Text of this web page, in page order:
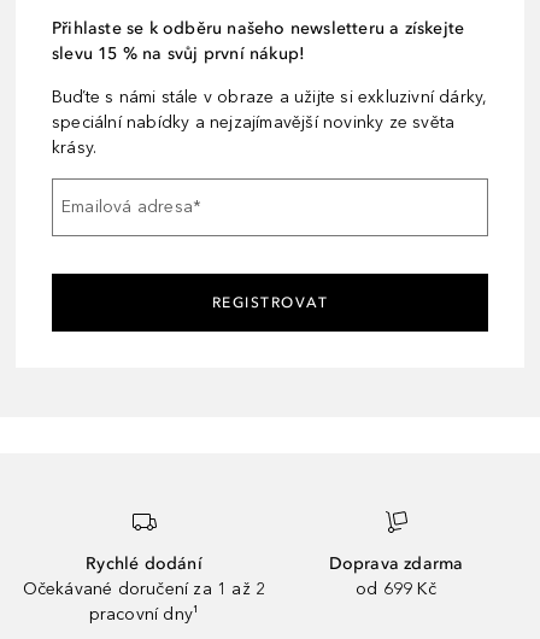
Přihlaste se k odběru našeho newsletteru a získejte
slevu 15 % na svůj první nákup!
Buďte s námi stále v obraze a užijte si exkluzivní dárky,
speciální nabídky a nejzajímavější novinky ze světa
krásy.
Emailová adresa*
REGISTROVAT
Rychlé dodání
Očekávané doručení za 1 až 2
pracovní dny¹
Doprava zdarma
od 699 Kč